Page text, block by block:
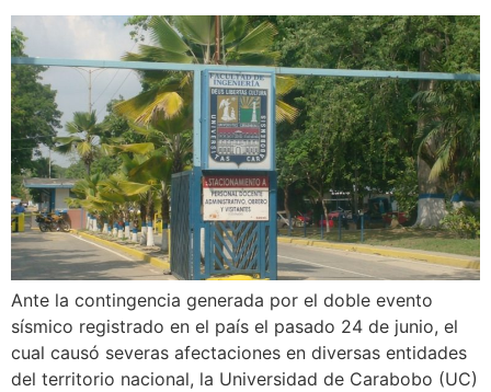
Ante la contingencia generada por el doble evento
sísmico registrado en el país el pasado 24 de junio, el
cual causó severas afectaciones en diversas entidades
del territorio nacional, la Universidad de Carabobo (UC)